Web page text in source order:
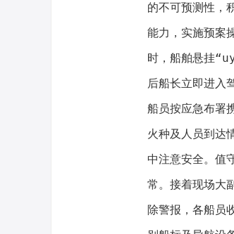
的不可预测性，
能力，实施预案
时，船舶悬挂
后船长立即进入
船员按应急布署
火种及人员到达
中注意安全。值
常。接着现场大
除警报，各船员